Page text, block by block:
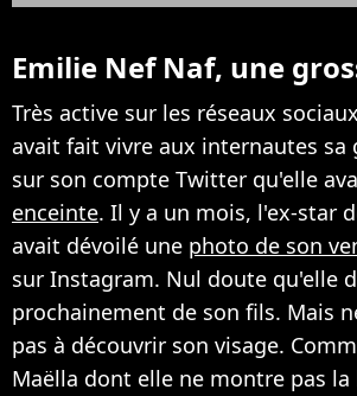
Emilie Nef Naf, une
Très active sur les réseaux
avait fait vivre aux internautes sa
sur son compte Twitter qu'elle
enceinte. Il y a un mois, l'ex-star
avait dévoilé une photo de son
sur Instagram. Nul doute qu'elle
prochainement de son fils. Mais
pas à découvrir son visage.
Maëlla dont elle ne montre pas